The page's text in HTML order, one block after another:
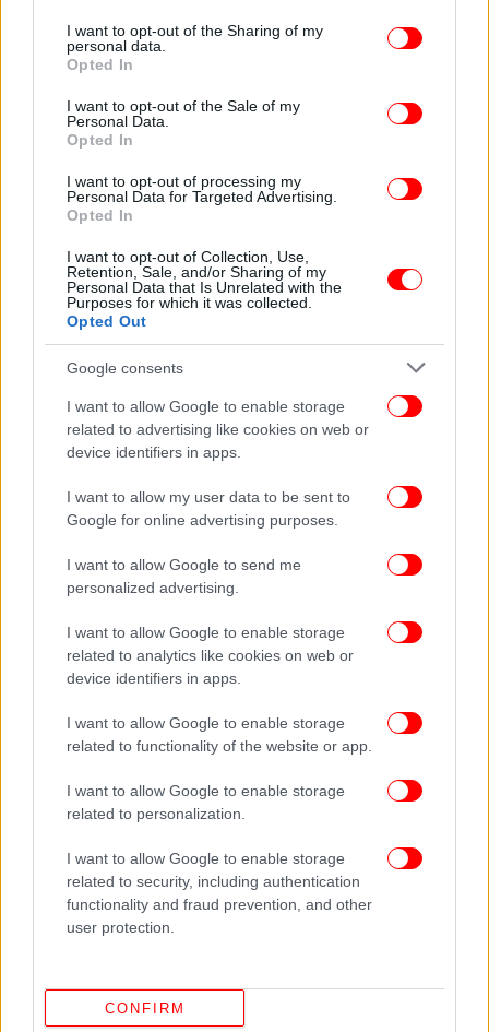
not limited to your visit or usage behaviour. You may click to
grant or deny consent to Google and its third-party tags to
use your data for below specified purposes in below Google
consent section.
I want to opt-out of the Sharing of my
personal data.
Opted In
I want to opt-out of the Sale of my
Personal Data.
Opted In
I want to opt-out of processing my
Personal Data for Targeted Advertising.
Opted In
I want to opt-out of Collection, Use,
Retention, Sale, and/or Sharing of my
Personal Data that Is Unrelated with the
Purposes for which it was collected.
Opted Out
Google consents
I want to allow Google to enable storage
related to advertising like cookies on web or
device identifiers in apps.
I want to allow my user data to be sent to
Google for online advertising purposes.
I want to allow Google to send me
personalized advertising.
I want to allow Google to enable storage
related to analytics like cookies on web or
device identifiers in apps.
I want to allow Google to enable storage
related to functionality of the website or app.
I want to allow Google to enable storage
related to personalization.
I want to allow Google to enable storage
related to security, including authentication
functionality and fraud prevention, and other
user protection.
CONFIRM
ακινητοποίηση ή την αποτροπή άμεσου κινδύνου.
τον καθορισμό της διαδικασίας εκπρόθεσμης
απογραφής, της ψηφιακής επιβολής και της
είσπραξης των προβλεπόμενων προστίμων.
Ως αρμόδια αρχή για την εφαρμογή της ρύθμισης
ορίζεται η Διεύθυνση Ασφάλειας και Συμμόρφωσης
Βιομηχανίας του υπουργείου Ανάπτυξης.